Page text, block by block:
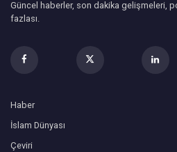
Güncel haberler, son dakika gelişmeleri,
fazlası.
Haber
İslam Dünyası
Çeviri